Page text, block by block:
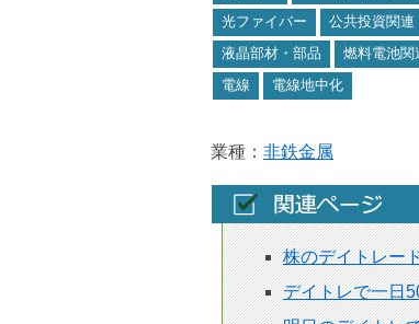
光ファイバー
公共投資関連
液晶部材・部品
燃料電池関
電線
電線地中化
業種： 非鉄金属
株のデイトレー
デイトレで一日